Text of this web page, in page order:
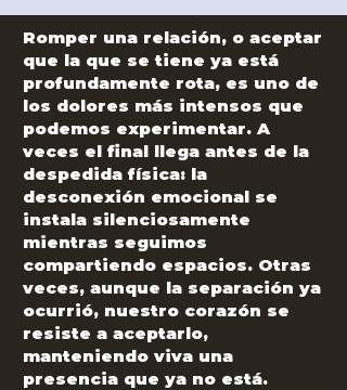
Romper una relación, o aceptar
que la que se tiene ya está
profundamente rota, es uno de
los dolores más intensos que
podemos experimentar. A
veces el final llega antes de la
despedida física: la
desconexión emocional se
instala silenciosamente
mientras seguimos
compartiendo espacios. Otras
veces, aunque la separación ya
ocurrió, nuestro corazón se
resiste a aceptarlo,
manteniendo viva una
presencia que ya no está.